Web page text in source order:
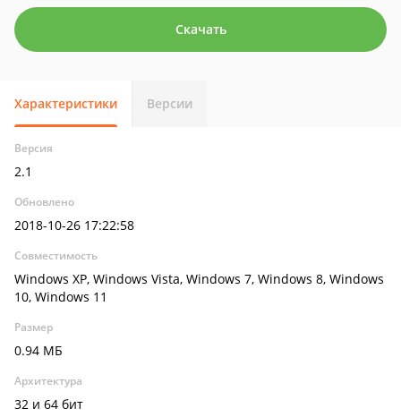
Скачать
Характеристики Версии
Версия
2.1
Обновлено
2018-10-26 17:22:58
Совместимость
Windows XP, Windows Vista, Windows 7, Windows 8, Windows
10, Windows 11
Размер
0.94 МБ
Архитектура
32 и 64 бит